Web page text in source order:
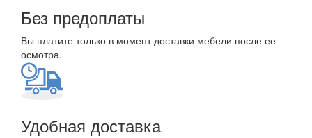
Без предоплаты
Вы платите только в момент доставки мебели после ее
осмотра.
Удобная доставка